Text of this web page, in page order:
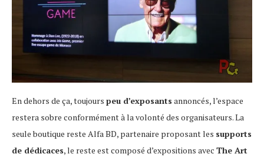
En dehors de ça, toujours peu d’exposants annoncés, l’espace
restera sobre conformément à la volonté des organisateurs. La
seule boutique reste Alfa BD, partenaire proposant les supports
de dédicaces, le reste est composé d’expositions avec The Art